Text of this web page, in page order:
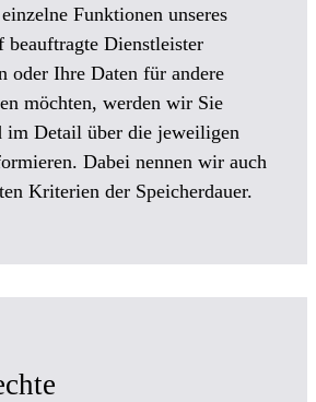
Funktionen unseres
beauftragte Dienstleister
oder Ihre Daten für andere
möchten, werden wir Sie
im Detail über die jeweiligen
Dabei nennen wir auch
Kriterien der Speicherdauer.